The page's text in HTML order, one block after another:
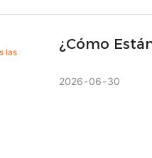
¿Cómo
De Los
2026 06 30